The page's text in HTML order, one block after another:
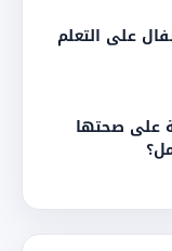
على التعلم
على صحتها